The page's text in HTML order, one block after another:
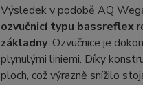
Výsledek v podobě AQ
ozvučnicí typu bassreflex
základny. Ozvučnice je
plynulými liniemi. Díky
ploch, což výrazně snížilo